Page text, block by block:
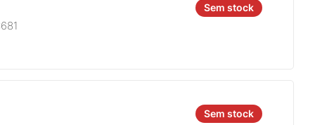
Sem stock
Sem stock